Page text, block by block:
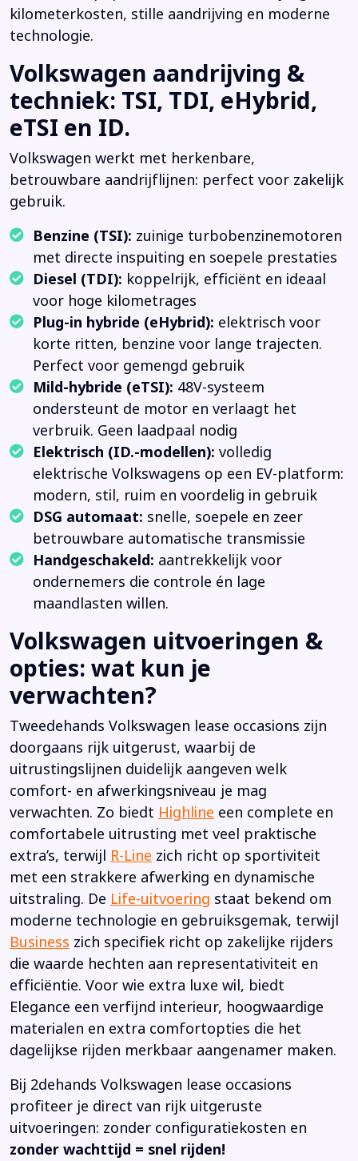
kilometerkosten, stille aandrijving en moderne
technologie.
Volkswagen aandrijving &
techniek: TSI, TDI, eHybrid,
eTSI en ID.
Volkswagen werkt met herkenbare,
betrouwbare aandrijflijnen: perfect voor zakelijk
gebruik.
Benzine (TSI): zuinige turbobenzinemotoren
met directe inspuiting en soepele prestaties
Diesel (TDI): koppelrijk, efficiënt en ideaal
voor hoge kilometrages
Plug-in hybride (eHybrid): elektrisch voor
korte ritten, benzine voor lange trajecten.
Perfect voor gemengd gebruik
Mild-hybride (eTSI): 48V-systeem
ondersteunt de motor en verlaagt het
verbruik. Geen laadpaal nodig
Elektrisch (ID.-modellen): volledig
elektrische Volkswagens op een EV-platform:
modern, stil, ruim en voordelig in gebruik
DSG automaat: snelle, soepele en zeer
betrouwbare automatische transmissie
Handgeschakeld: aantrekkelijk voor
ondernemers die controle én lage
maandlasten willen.
Volkswagen uitvoeringen &
opties: wat kun je
verwachten?
Tweedehands Volkswagen lease occasions zijn
doorgaans rijk uitgerust, waarbij de
uitrustingslijnen duidelijk aangeven welk
comfort- en afwerkingsniveau je mag
verwachten. Zo biedt Highline een complete en
comfortabele uitrusting met veel praktische
extra’s, terwijl R-Line zich richt op sportiviteit
met een strakkere afwerking en dynamische
uitstraling. De Life-uitvoering staat bekend om
moderne technologie en gebruiksgemak, terwijl
Business zich specifiek richt op zakelijke rijders
die waarde hechten aan representativiteit en
efficiëntie. Voor wie extra luxe wil, biedt
Elegance een verfijnd interieur, hoogwaardige
materialen en extra comfortopties die het
dagelijkse rijden merkbaar aangenamer maken.
Bij 2dehands Volkswagen lease occasions
profiteer je direct van rijk uitgeruste
uitvoeringen: zonder configuratiekosten en
zonder wachttijd = snel rijden!